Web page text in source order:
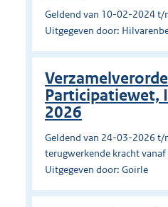
Geldend van 10-02-2024 t/
Uitgegeven door:
Participatiewet,
2026
Geldend van 24-03-2026 t/
terugwerkende kracht
Uitgegeven door: Goirle